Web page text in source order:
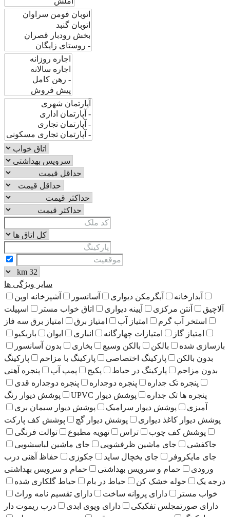
سایر ویژگی ها
آبدارخانه
آبگرمکن دیواری آسانسور
آشپزخانه اوپن
آلاچیق
آنتن مرکزی آیینه دیواری اتاق خواب مستر
اسپیلت
استخر آب گرم
امتیاز آب امتیاز برق
امتیاز برق سه فاز
امتیاز گاز
امتیازات چهارگانه انباری ایوان
باربکیو
بازسازی شده
بالکن بالکن وسیع بخاری
بدون آسانسور
بدون بالکن
پارکینگ اختصاصی پارکینگ با مزاحم
پارکینگ
بدون مزاحم
پارکینگ در حیاط پکیج پمپ آب
پنجره آهنی
پنجره تک جداره
پنجره دوجداره
پنجره دوجداره قدی
پنجره ها تک جداره
پوشش دیوار UPVC
پوشش دیوار رنگ
آمیزی
پوشش دیوار سرامیک
پوشش دیوار سیمان بری
پوشش دیوار کاغذ دیواری
پوشش دیوار گچ
پوشش کف پارکت
پوشش کف چوب
تراس تهویه مطبوع
توالت فرنگی
جاکفشی
جای ماشین ظرفشویی
جای ماشین لباسشویی
جای مایکروفر
جای یخچال ساید جکوزی
حفاظ آهنی درب
ورودی
حمام و سرویس بهداشتی
حمام و سرویس بهداشتی
درجه یک
حوله خشک کن حیاط در بام
حیاط گلکاری شده
خواب مستر
دارای پروانه ساخت
دارای تقسیم نامه وراث
دارای صورتمجلس تفکیکی
دارای ویوی ابدی
درب ریموت دار